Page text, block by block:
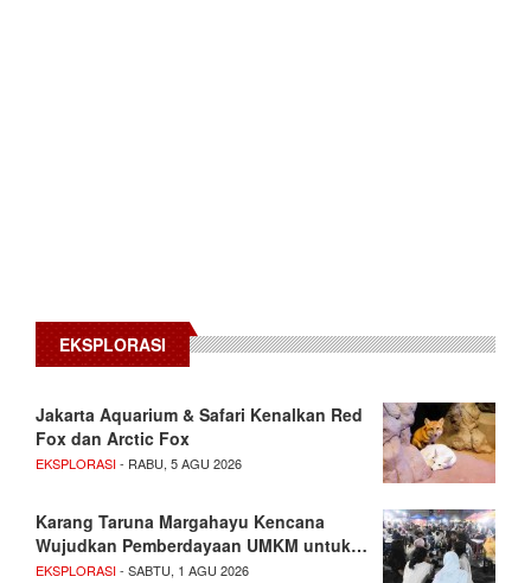
EKSPLORASI
Jakarta Aquarium & Safari Kenalkan Red
Fox dan Arctic Fox
EKSPLORASI- RABU, 5 AGU 2026
Karang Taruna Margahayu Kencana
Wujudkan Pemberdayaan UMKM untuk…
EKSPLORASI- SABTU, 1 AGU 2026